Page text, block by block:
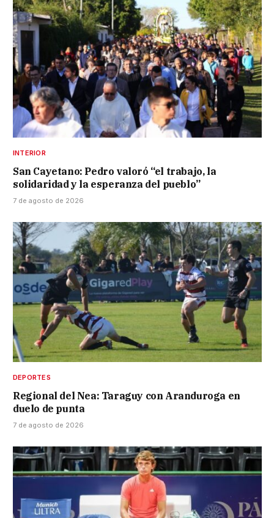
INTERIOR
San Cayetano: Pedro valoró “el trabajo, la
solidaridad y la esperanza del pueblo”
7 de agosto de 2026
DEPORTES
Regional del Nea: Taraguy con Aranduroga en
duelo de punta
7 de agosto de 2026